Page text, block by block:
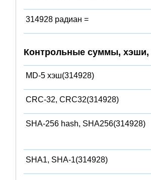
314928 радиан =
Контрольные суммы, хэши,
MD-5 хэш(314928)
CRC-32, CRC32(314928)
SHA-256 hash, SHA256(314928)
SHA1, SHA-1(314928)